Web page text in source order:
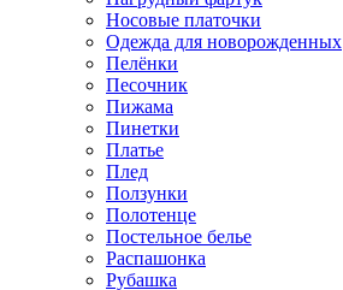
Носовые платочки
Одежда для новорожденных
Пелёнки
Песочник
Пижама
Пинетки
Платье
Плед
Ползунки
Полотенце
Постельное белье
Распашонка
Рубашка